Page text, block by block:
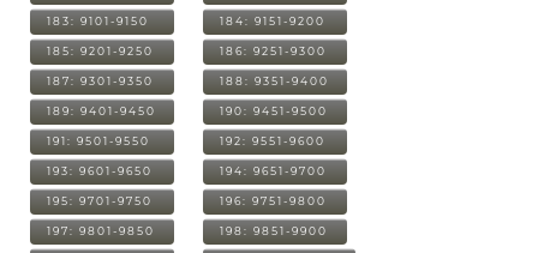
183: 9101-9150 184: 9151-9200
185: 9201-9250 186: 9251-9300
187: 9301-9350 188: 9351-9400
189: 9401-9450 190: 9451-9500
191: 9501-9550 192: 9551-9600
193: 9601-9650 194: 9651-9700
195: 9701-9750 196: 9751-9800
197: 9801-9850 198: 9851-9900